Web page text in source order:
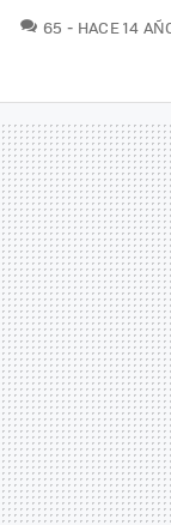
65 HACE 14